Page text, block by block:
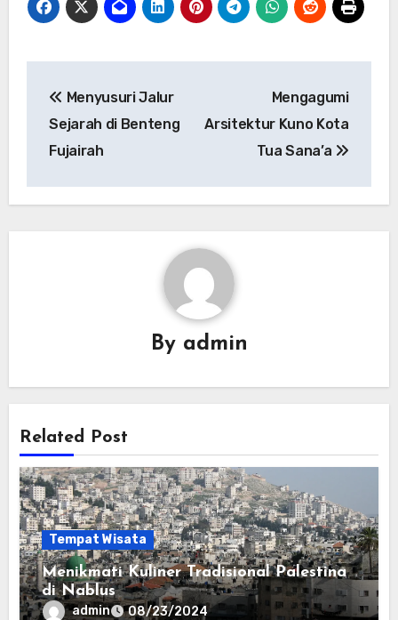
pos
Menyusuri Jalur
Sejarah di Benteng
Fujairah
Mengagumi
Arsitektur Kuno Kota
Tua Sana’a
By admin
Related Post
Tempat Wisata
Menikmati Kuliner Tradisional Palestina
di Nablus
admin 08/23/2024